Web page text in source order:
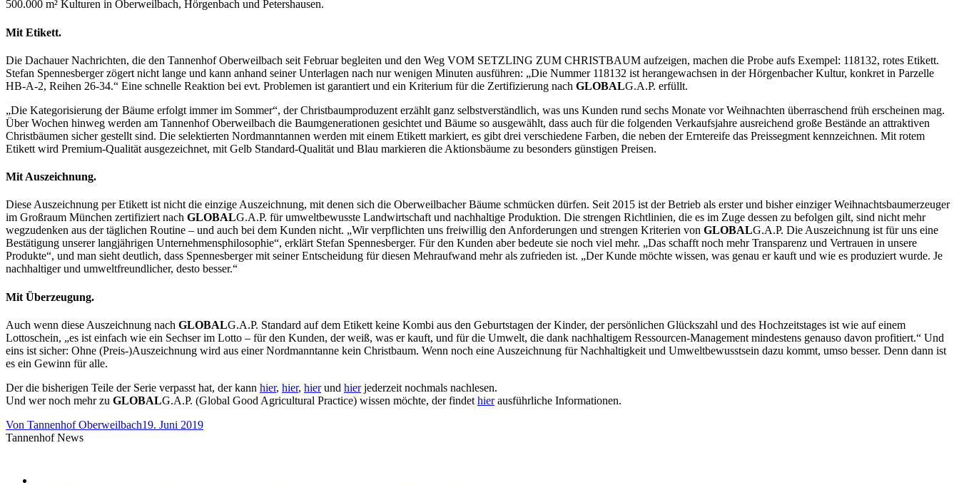
500.000 m² Kulturen in Oberweilbach, Hörgenbach und Petershausen.
Mit Etikett.
Die Dachauer Nachrichten, die den Tannenhof Oberweilbach seit Februar begleiten und den Weg VOM SETZLING ZUM CHRISTBAUM aufzeigen, machen die Probe aufs Exempel: 118132, rotes Etikett.
Stefan Spennesberger zögert nicht lange und kann anhand seiner Unterlagen nach nur wenigen Minuten ausführen: „Die Nummer 118132 ist herangewachsen in der Hörgenbacher Kultur, konkret in Parzelle
HB-A-2, Reihen 26-34.“ Eine schnelle Reaktion bei evt. Problemen ist garantiert und ein Kriterium für die Zertifizierung nach GLOBALG.A.P. erfüllt.
„Die Kategorisierung der Bäume erfolgt immer im Sommer“, der Christbaumproduzent erzählt ganz selbstverständlich, was uns Kunden rund sechs Monate vor Weihnachten überraschend früh erscheinen mag.
Über Wochen hinweg werden am Tannenhof Oberweilbach die Baumgenerationen gesichtet und Bäume so ausgewählt, dass auch für die folgenden Verkaufsjahre ausreichend große Bestände an attraktiven
Christbäumen sicher gestellt sind. Die selektierten Nordmanntannen werden mit einem Etikett markiert, es gibt drei verschiedene Farben, die neben der Erntereife das Preissegment kennzeichnen. Mit rotem
Etikett wird Premium-Qualität ausgezeichnet, mit Gelb Standard-Qualität und Blau markieren die Aktionsbäume zu besonders günstigen Preisen.
Mit Auszeichnung.
Diese Auszeichnung per Etikett ist nicht die einzige Auszeichnung, mit denen sich die Oberweilbacher Bäume schmücken dürfen. Seit 2015 ist der Betrieb als erster und bisher einziger Weihnachtsbaumerzeuger
im Großraum München zertifiziert nach GLOBALG.A.P. für umweltbewusste Landwirtschaft und nachhaltige Produktion. Die strengen Richtlinien, die es im Zuge dessen zu befolgen gilt, sind nicht mehr
wegzudenken aus der täglichen Routine – und auch bei dem Kunden nicht. „Wir verpflichten uns freiwillig den Anforderungen und strengen Kriterien von GLOBALG.A.P. Die Auszeichnung ist für uns eine
Bestätigung unserer langjährigen Unternehmensphilosophie“, erklärt Stefan Spennesberger. Für den Kunden aber bedeute sie noch viel mehr. „Das schafft noch mehr Transparenz und Vertrauen in unsere
Produkte“, und man sieht deutlich, dass Spennesberger mit seiner Entscheidung für diesen Mehraufwand mehr als zufrieden ist. „Der Kunde möchte wissen, was genau er kauft und wie es produziert wurde. Je
nachhaltiger und umweltfreundlicher, desto besser.“
Mit Überzeugung.
Auch wenn diese Auszeichnung nach GLOBALG.A.P. Standard auf dem Etikett keine Kombi aus den Geburtstagen der Kinder, der persönlichen Glückszahl und des Hochzeitstages ist wie auf einem
Lottoschein, „es ist einfach wie ein Sechser im Lotto – für den Kunden, der weiß, was er kauft, und für die Umwelt, die dank nachhaltigem Ressourcen-Management mindestens genauso davon profitiert.“ Und
eins ist sicher: Ohne (Preis-)Auszeichnung wird aus einer Nordmanntanne kein Christbaum. Wenn noch eine Auszeichnung für Nachhaltigkeit und Umweltbewusstsein dazu kommt, umso besser. Denn dann ist
es ein Gewinn für alle.
Der die bisherigen Teile der Serie verpasst hat, der kann hier, hier, hierund hierjederzeit nochmals nachlesen.
Und wer noch mehr zu GLOBALG.A.P. (Global Good Agricultural Practice) wissen möchte, der findet hierausführliche Informationen.
Von Tannenhof Oberweilbach19. Juni 2019
Tannenhof News